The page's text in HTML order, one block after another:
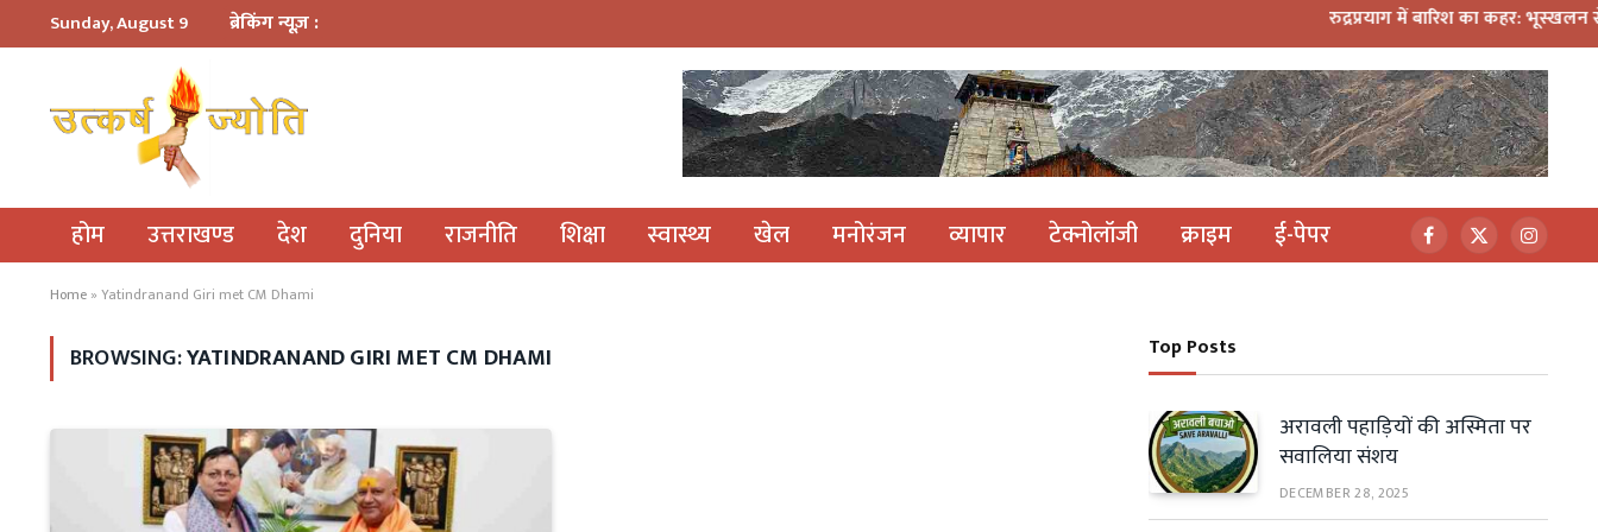
Sunday, August 9 ब्रेकिंग न्यूज़ : रुद्रप्रयाग में बारिश का कहर: भूस्खलन से दहशत,
होम उत्तराखण्ड देश दुनिया राजनीति शिक्षा स्वास्थ्य खेल मनोरंजन व्यापार टेक्नोलॉजी क्राइम ई-पेपर Facebook
X
(Twitter)
Home » Yatindranand Giri met CM Dhami
BROWSING:YATINDRANAND GIRI MET CM DHAMI Top Posts
अरावली पहाड़ियों की अस्मिता पर
सवालिया संशय
DECEMBER 28, 2025